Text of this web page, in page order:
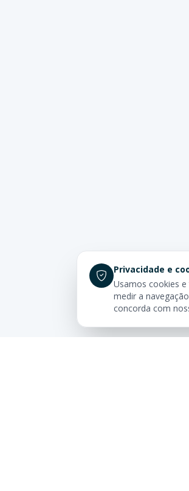
Privacidade e
Usamos cookies
medir a
concorda com